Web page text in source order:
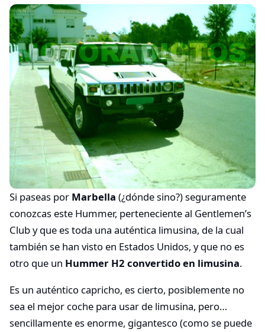
Si paseas por Marbella (¿dónde sino?) seguramente
conozcas este Hummer, perteneciente al Gentlemen’s
Club y que es toda una auténtica limusina, de la cual
también se han visto en Estados Unidos, y que no es
otro que un Hummer H2 convertido en limusina.
Es un auténtico capricho, es cierto, posiblemente no
sea el mejor coche para usar de limusina, pero…
sencillamente es enorme, gigantesco (como se puede